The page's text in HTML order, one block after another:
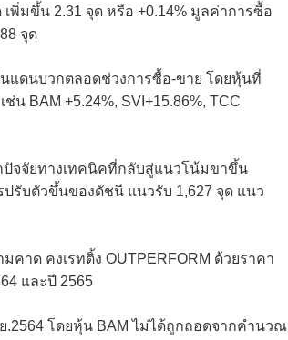
พิ่มขึ้น 2.31 จุด หรือ +0.14% มูลค่าการซื้อ
จุด
แดนบวกตลอดช่วงการซื้อ-ขาย โดยหุ้นที่
BAM +5.24%, SVI+15.86%, TCC
ปัจจัยทางเทคนิคที่กลับสู่แนวโน้มขาขึ้น
รับตัวขึ้นของดัชนี แนวรับ 1,627 จุด แนว
าด คงเรทติ้ง OUTPERFORM ด้วยราคา
และปี 2565
โดยหุ้น BAM ไม่ได้ถูกถอดจากคำนวณ